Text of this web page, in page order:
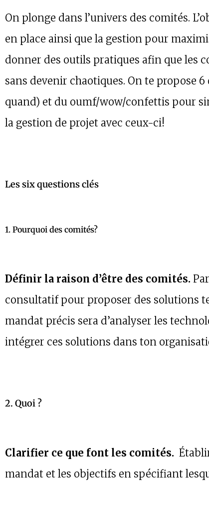
On plonge dans l’univers des comités.
en place ainsi que la gestion pour
donner des outils pratiques afin que les
sans devenir chaotiques. On te propose
quand) et du oumf/wow/confettis pour
la gestion de projet avec ceux-ci!
Les six questions clés
1. Pourquoi des comités?
Définir la raison d’être des comités.
consultatif pour proposer des solutions
mandat précis sera d’analyser les
intégrer ces solutions dans ton
2. Quoi ?
Clarifier ce que font les comités.
mandat et les objectifs en spécifiant